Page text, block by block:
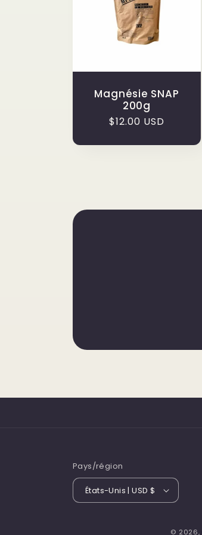
t
n
:
Magnésie SNAP
200g
Prix
$12.00 USD
Pays/région
États-Unis | USD $
© 2026,